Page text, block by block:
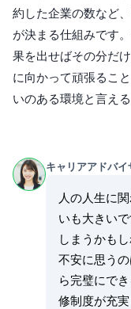
約した企業の数など
が決まる仕組みです
果を出せばその分だ
に向かって頑張るこ
いのある環境と言える
キャリアアドバイ
人の人生に
いも大きい
しまうかも
不安に思う
ら完璧にで
修制度が充